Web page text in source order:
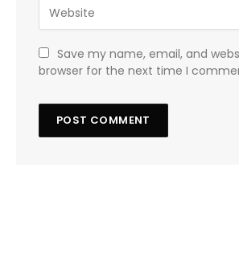
Save my name, email, and
browser for the next time I